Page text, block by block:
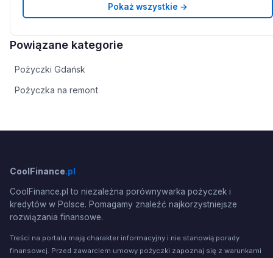
Pokaż wszystkie →
Powiązane kategorie
Pożyczki Gdańsk
Pożyczka na remont
CoolFinance.pl
CoolFinance.pl to niezależna porównywarka pożyczek i
kredytów w Polsce. Pomagamy znaleźć najkorzystniejsze
rozwiązania finansowe.
Treści na portalu mają charakter informacyjny i nie stanowią porady
finansowej. Przed zawarciem umowy pożyczki zapoznaj się z warunkami